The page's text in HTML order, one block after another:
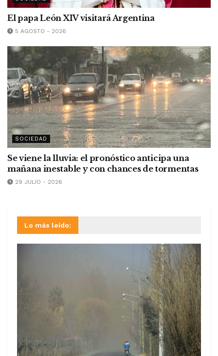
El papa León XIV visitará Argentina
5 AGOSTO - 2026
SOCIEDAD
Se viene la lluvia: el pronóstico anticipa una
mañana inestable y con chances de tormentas
29 JULIO - 2026
Lo más leído: